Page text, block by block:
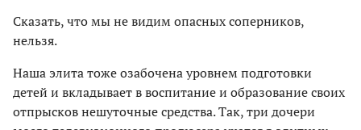
Сказать, что мы не видим опасных соперников,
нельзя.
Наша элита тоже озабочена уровнем подготовки
детей и вкладывает в воспитание и образование своих
отпрысков нешуточные средства. Так, три дочери